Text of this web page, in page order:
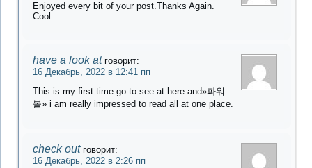
Enjoyed every bit of your post.Thanks Again.
Cool.
have a look at говорит:
16 Декабрь, 2022 в 12:41 пп
This is my first time go to see at here and»파워
볼» i am really impressed to read all at one place.
check out говорит:
16 Декабрь, 2022 в 2:26 пп